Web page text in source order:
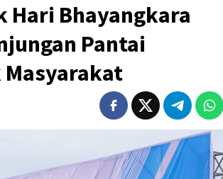
Hari Bhayangkara
Pantai